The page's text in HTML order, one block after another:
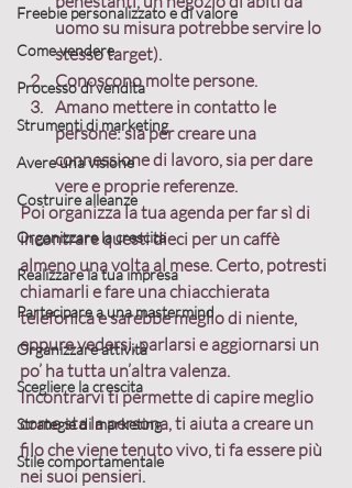
Freebie personalizzato e di valore
Come vendere
Processo di vendita
Strumenti di marketing
Avere una visione
Costruire alleanze
Organizzare la crescita
Realizzare la tua impresa
Partecipare a una mastermind
Organizzare attività
Scegliere la crescita
Strategie di marketing
Stile comportamentale
uomo su misura potrebbe servire lo
stesso target).
Conoscono molte persone.
Amano mettere in contatto le
persone: sia per creare una
connessione di lavoro, sia per dare
vere e proprie referenze.
Poi organizza la tua agenda per far sì di
incontrare questi dieci per un caffè
almeno una volta al mese. Certo, potresti
chiamarli e fare una chiacchierata
telefonica e sarebbe meglio di niente,
eppure vedersi, parlarsi e aggiornarsi un
po’ ha tutta un’altra valenza.
Incontrarvi ti permette di capire meglio
come sta la persona, ti aiuta a creare un
filo che viene tenuto vivo, ti fa essere più
nei suoi pensieri.